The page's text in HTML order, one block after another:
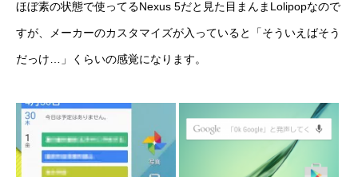
ほぼ素の状態で使ってるNexus 5だと見た目まんまLolipopなので
すが、メーカーのカスタマイズが入っていると「そういえばそう
だっけ…」くらいの感覚になります。